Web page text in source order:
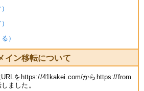
）
イン移転について
をhttps://41kakei.com/からhttps://from
ました。